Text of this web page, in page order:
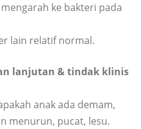
ke bakteri pada
lain relatif normal.
lanjutan & tindak klinis
anak ada demam,
menurun, pucat, lesu.